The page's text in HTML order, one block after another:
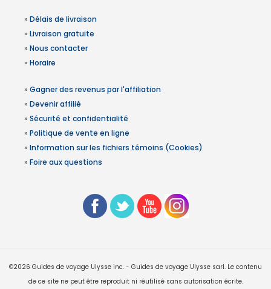
» Délais de livraison
» Livraison gratuite
» Nous contacter
» Horaire
» Gagner des revenus par l'affiliation
» Devenir affilié
» Sécurité et confidentialité
» Politique de vente en ligne
» Information sur les fichiers témoins (Cookies)
» Foire aux questions
©2026 Guides de voyage Ulysse inc. - Guides de voyage Ulysse sarl. Le contenu
de ce site ne peut être reproduit ni réutilisé sans autorisation écrite.